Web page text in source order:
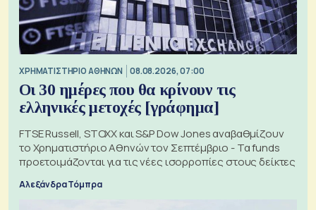
XΡΗΜΑΤΙΣΤΗΡΙΟ ΑΘΗΝΩΝ 08.08.2026, 07:00
Οι 30 ημέρες που θα κρίνουν τις
ελληνικές μετοχές [γράφημα]
FTSE Russell, STOXX και S&P Dow Jones αναβαθμίζουν
το Χρηματιστήριο Αθηνών τον Σεπτέμβριο - Τα funds
προετοιμάζονται για τις νέες ισορροπίες στους δείκτες
Αλεξάνδρα Τόμπρα